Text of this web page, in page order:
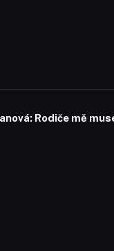
Rodiče mě